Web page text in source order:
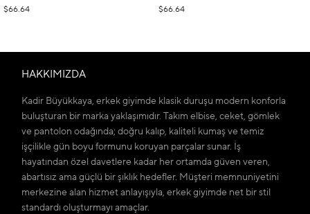
$66.64 $66.64
HAKKIMIZDA
Kadir Büyükkaya, erkek giyimde klasik duruşu modern konforla
buluşturan bir marka yaklaşımıdır. Takım elbise, ceket, gömlek
ve pantolon odağında; doğru kalıp, kaliteli kumaş ve temiz
işçilikle gün boyu formunu koruyan parçalar sunar. İş
hayatından özel davetlere kadar her ortamda güven veren,
abartısız ama güçlü bir şıklık hedefler. Müşteri memnuniyetini
merkezine alan hizmet anlayışıyla, erkek giyimde net bir stil
standardı oluşturmayı amaçlar.